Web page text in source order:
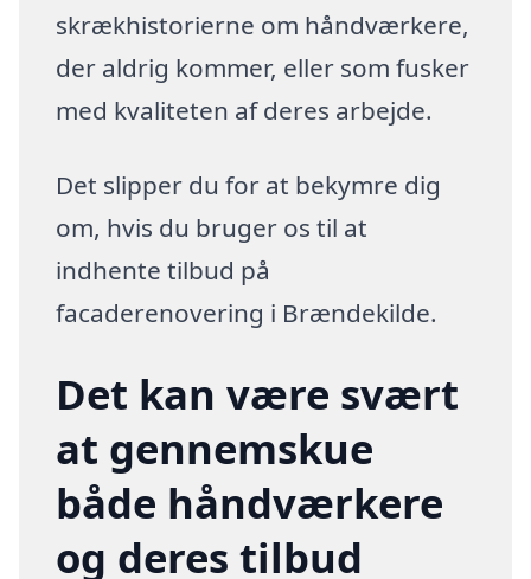
skrækhistorierne om håndværkere,
der aldrig kommer, eller som fusker
med kvaliteten af deres arbejde.
Det slipper du for at bekymre dig
om, hvis du bruger os til at
indhente tilbud på
facaderenovering i Brændekilde.
Det kan være svært
at gennemskue
både håndværkere
og deres tilbud